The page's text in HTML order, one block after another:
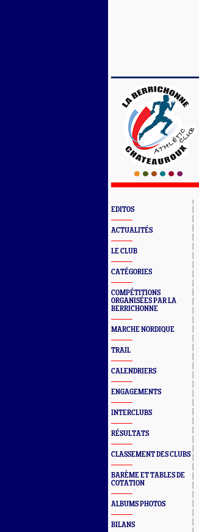
EDITOS
ACTUALITÉS
LE CLUB
CATÉGORIES
COMPÉTITIONS
ORGANISÉES PAR LA
BERRICHONNE
MARCHE NORDIQUE
TRAIL
CALENDRIERS
ENGAGEMENTS
INTERCLUBS
RÉSULTATS
CLASSEMENT DES CLUBS
BARÈME ET TABLES DE
COTATION
ALBUMS PHOTOS
BILANS